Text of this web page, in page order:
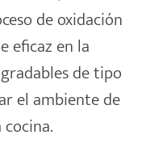
de oxidación
eficaz en la
de tipo
el ambiente de